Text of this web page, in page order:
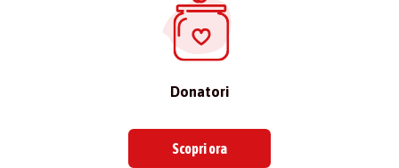
Donatori
Scopri ora